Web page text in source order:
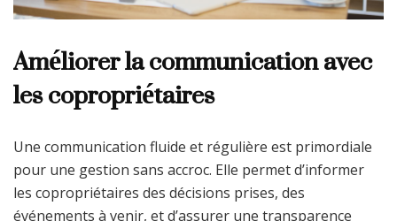
Améliorer la communication avec
les copropriétaires
Une communication fluide et régulière est primordiale
pour une gestion sans accroc. Elle permet d’informer
les copropriétaires des décisions prises, des
événements à venir, et d’assurer une transparence